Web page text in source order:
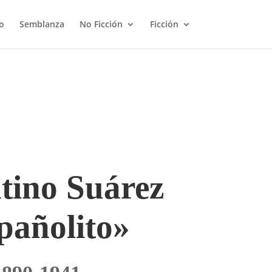
Semblanza No Ficción Ficción
Suárez